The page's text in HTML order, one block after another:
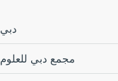
دبي
مجمع دبي للعلوم